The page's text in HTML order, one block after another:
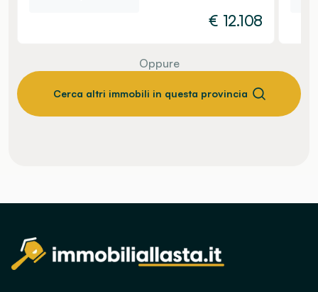
€ 12.108
Oppure
Cerca altri immobili in questa provincia